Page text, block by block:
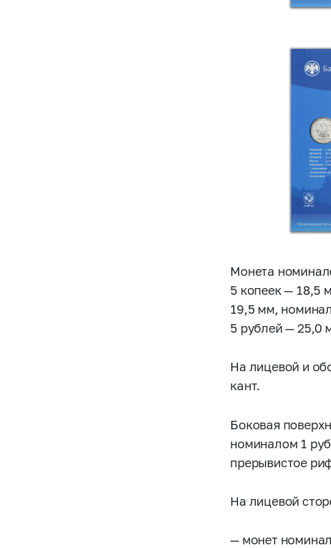
Монета
5 копеек — 18,5
19,5 мм,
5 рублей — 25,0
На лицевой и
кант.
Боковая
номиналом 1
прерывистое
На лицевой
— монет